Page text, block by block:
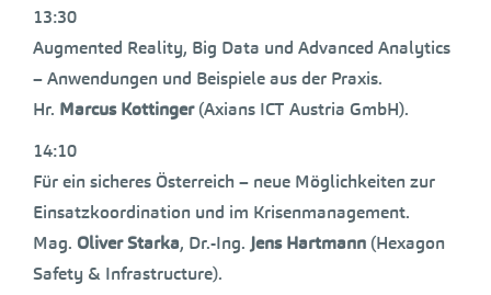
13:30
Augmented Reality, Big Data und Advanced Analytics
– Anwendungen und Beispiele aus der Praxis.
Hr. Marcus Kottinger(Axians ICT Austria GmbH).
14:10
Für ein sicheres Österreich – neue Möglichkeiten zur
Einsatzkoordination und im Krisenmanagement.
Mag. Oliver Starka, Dr.-Ing. Jens Hartmann (Hexagon
Safety & Infrastructure).